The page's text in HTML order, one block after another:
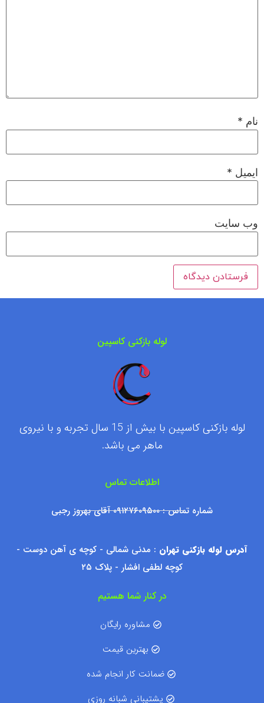
نام *
ایمیل *
وب‌ سایت
لوله بازکنی کاسپین
لوله بازکنی کاسپین با بیش از 15 سال تجربه و با نیروی
ماهر می باشد.
اطلاعات تماس
شماره تماس : ۰۹۱۲۷۶۰۹۵۰۰ آقای بهروز رجبی
آدرس لوله بازکنی تهران : مدنی شمالی - کوچه ی آهن دوست -
کوچه لطفی افشار - پلاک ۲۵
در کنار شما هستیم
مشاوره رایگان
بهترین قیمت
ضمانت کار انجام شده
پشتیبانی شبانه روزی